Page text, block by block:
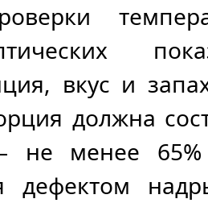
вкус и
должна
не менее
дефектом